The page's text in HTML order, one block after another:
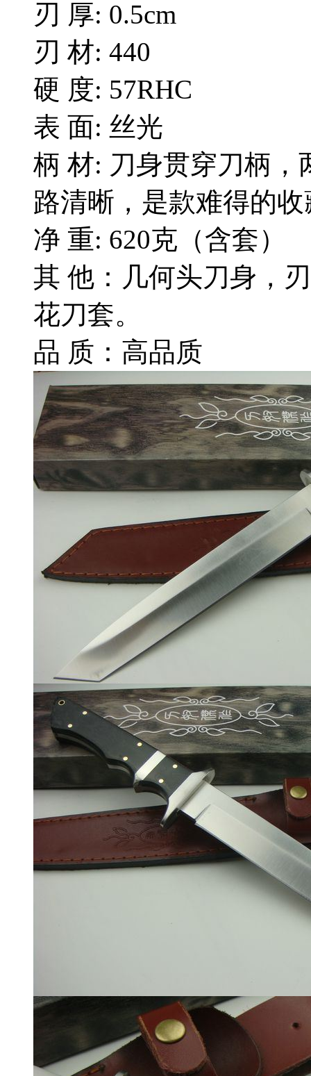
刃 厚: 0.5cm
刃 材: 440
硬 度: 57RHC
表 面: 丝光
柄 材: 刀身贯穿刀柄
路清晰，是款难得的
净 重: 620克（含套）
其 他：几何头刀身，
花刀套。
品 质：高品质